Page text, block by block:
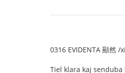
0316 EVIDENTA 顯然
Tiel klara kaj